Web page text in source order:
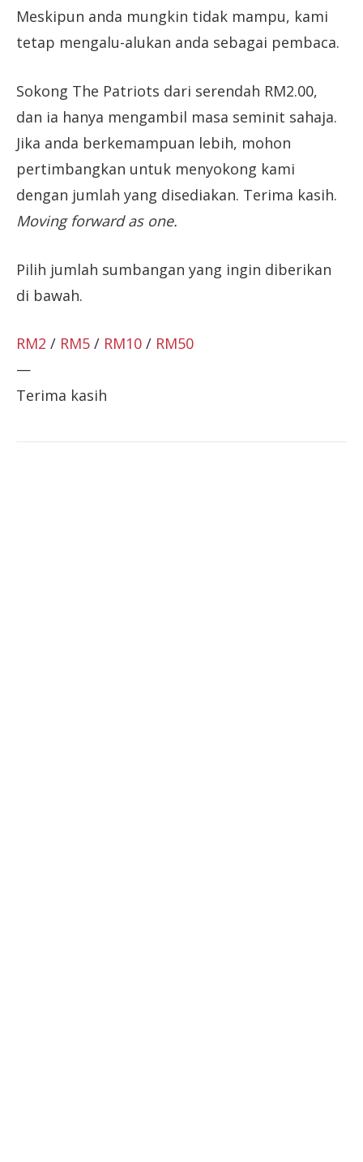
Meskipun anda mungkin tidak mampu, kami
tetap mengalu-alukan anda sebagai pembaca.
Sokong The Patriots dari serendah RM2.00,
dan ia hanya mengambil masa seminit sahaja.
Jika anda berkemampuan lebih, mohon
pertimbangkan untuk menyokong kami
dengan jumlah yang disediakan. Terima kasih.
Moving forward as one.
Pilih jumlah sumbangan yang ingin diberikan
di bawah.
RM2 / RM5 / RM10 / RM50
—
Terima kasih